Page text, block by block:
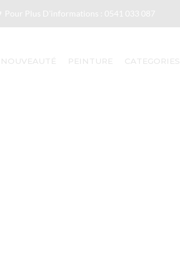
Pour Plus D'informations : 0541 033 087
NOUVEAUTÉ PEINTURE CATEGORIES